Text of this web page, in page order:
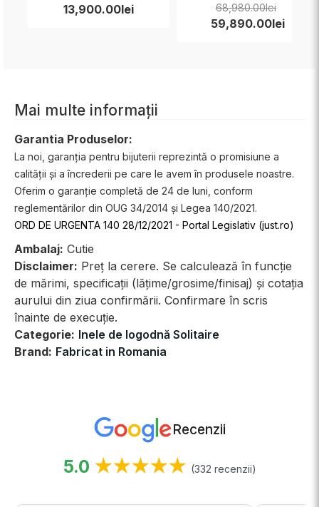
13,900.00lei 68,980.00lei
59,890.00lei
Mai multe informații
Garantia Produselor:
La noi, garanția pentru bijuterii reprezintă o promisiune a
calității și a încrederii pe care le avem în produsele noastre.
Oferim o garanție completă de 24 de luni, conform
reglementărilor din OUG 34/2014 și Legea 140/2021.
ORD DE URGENTA 140 28/12/2021 - Portal Legislativ (just.ro)
Ambalaj: Cutie
Disclaimer: Preț la cerere. Se calculează în funcție
de mărimi, specificații (lățime/grosime/finisaj) și cotația
aurului din ziua confirmării. Confirmare în scris
înainte de execuție.
Categorie: Inele de logodnă Solitaire
Brand: Fabricat in Romania
Recenzii
5.0 ★★★★★ (332 recenzii)